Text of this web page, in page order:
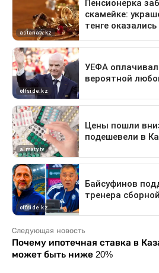
Следующая новость
Почему ипотечная ставка в
может быть ниже 20%